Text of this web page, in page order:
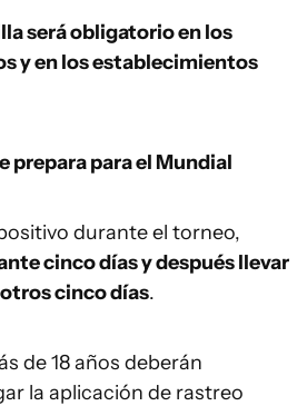
será obligatorio en los
y en los establecimientos
prepara para el Mundial
durante el torneo,
cinco días y después llevar
cinco días.
de 18 años deberán
la aplicación de rastreo